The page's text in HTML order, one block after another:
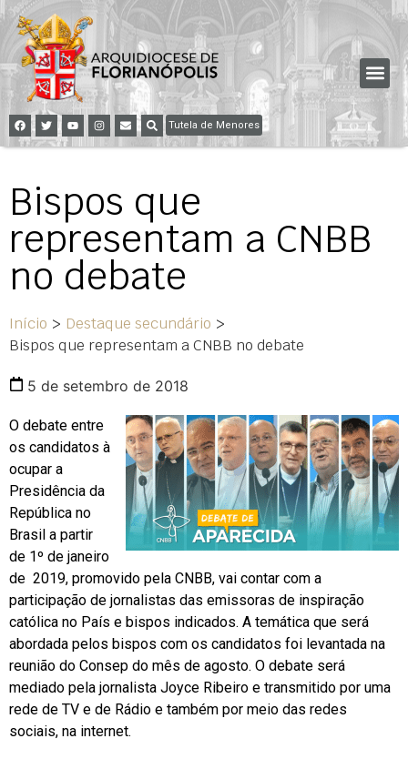
Tutela de Menores
Bispos que
representam a CNBB
no debate
Início > Destaque secundário >
Bispos que representam a CNBB no debate
5 de setembro de 2018
O debate entre
os candidatos à
ocupar a
Presidência da
República no
Brasil a partir
de 1º de janeiro
de 2019, promovido pela CNBB, vai contar com a
participação de jornalistas das emissoras de inspiração
católica no País e bispos indicados. A temática que será
abordada pelos bispos com os candidatos foi levantada na
reunião do Consep do mês de agosto. O debate será
mediado pela jornalista Joyce Ribeiro e transmitido por uma
rede de TV e de Rádio e também por meio das redes
sociais, na internet.